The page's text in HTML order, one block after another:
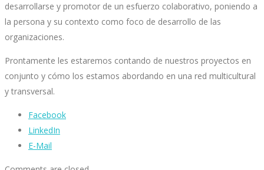
desarrollarse y promotor de un esfuerzo colaborativo, poniendo a
la persona y su contexto como foco de desarrollo de las
organizaciones.
Prontamente les estaremos contando de nuestros proyectos en
conjunto y cómo los estamos abordando en una red multicultural
y transversal.
Facebook
LinkedIn
E-Mail